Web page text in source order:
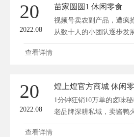
20
2022.08
苗家圆圆1 休闲零食
视频号卖农副产品，遭疯
从数十人的小团队逐步发
查看详情
20
2022.08
煌上煌官方商城 休闲
1分钟狂销10万单的卤味
老品牌深耕私域，卖酱鸭
查看详情